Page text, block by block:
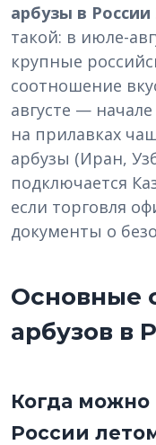
арбузы в России
такой: в июле-
крупные
соотношение
августе —
на прилавках
арбузы (Иран,
подключается
если торговля
документы о
Основные
арбузов в
Когда можно
России